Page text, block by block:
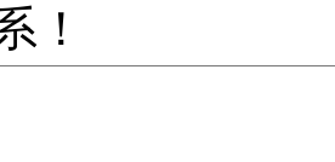
！